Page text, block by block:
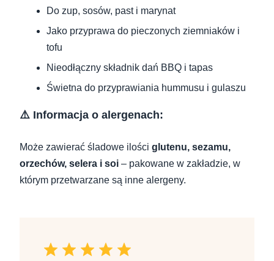
Do zup, sosów, past i marynat
Jako przyprawa do pieczonych ziemniaków i
tofu
Nieodłączny składnik dań BBQ i tapas
Świetna do przyprawiania hummusu i gulaszu
⚠️ Informacja o alergenach:
Może zawierać śladowe ilości glutenu, sezamu,
orzechów, selera i soi – pakowane w zakładzie, w
którym przetwarzane są inne alergeny.